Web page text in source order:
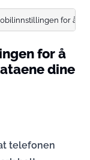
for å
for å
dine
telefonen